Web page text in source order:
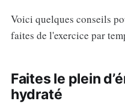
Voici quelques conseils
faites de l'exercice par
Faites le plein
hydraté